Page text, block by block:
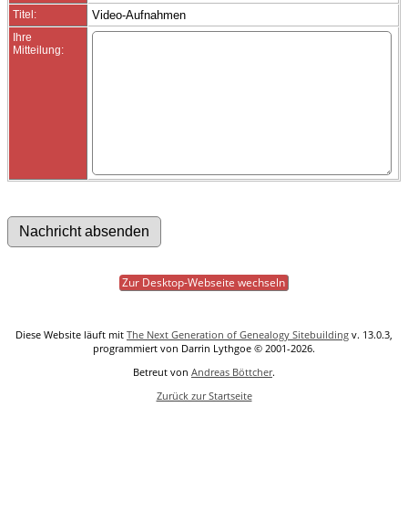
Titel:
Video-Aufnahmen
Ihre
Mitteilung:
Zur Desktop-Webseite wechseln
Diese Website läuft mit The Next Generation of Genealogy Sitebuilding v. 13.0.3,
programmiert von Darrin Lythgoe © 2001-2026.
Betreut von Andreas Böttcher.
Zurück zur Startseite